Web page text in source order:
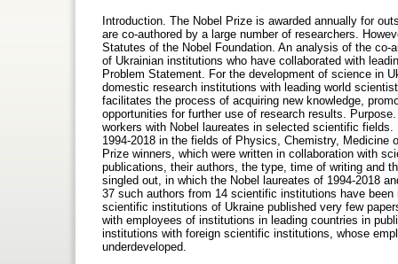
Introduction. The Nobel Prize is awarded annually for
are co-authored by a large number of researchers.
Statutes of the Nobel Foundation. An analysis of the
of Ukrainian institutions who have collaborated with
Problem Statement. For the development of science in
domestic research institutions with leading world
facilitates the process of acquiring new knowledge,
opportunities for further use of research results.
workers with Nobel laureates in selected scientific
1994-2018 in the fields of Physics, Chemistry,
Prize winners, which were written in collaboration with
publications, their authors, the type, time of writing and
singled out, in which the Nobel laureates of 1994-2018
37 such authors from 14 scientific institutions have
scientific institutions of Ukraine published very few
with employees of institutions in leading countries in
institutions with foreign scientific institutions, whose
underdeveloped.